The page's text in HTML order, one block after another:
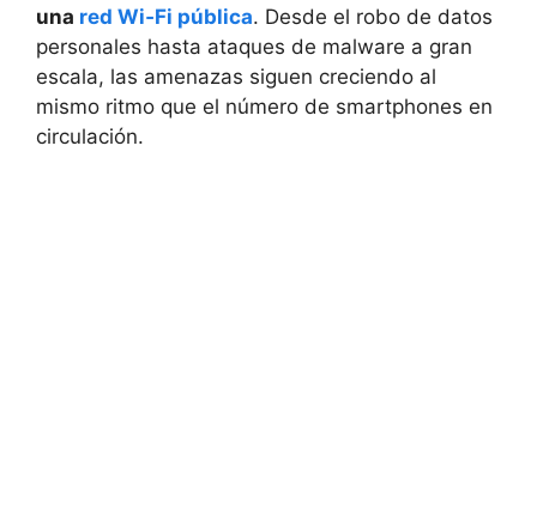
una red Wi‑Fi pública. Desde el robo de datos
personales hasta ataques de malware a gran
escala, las amenazas siguen creciendo al
mismo ritmo que el número de smartphones en
circulación.